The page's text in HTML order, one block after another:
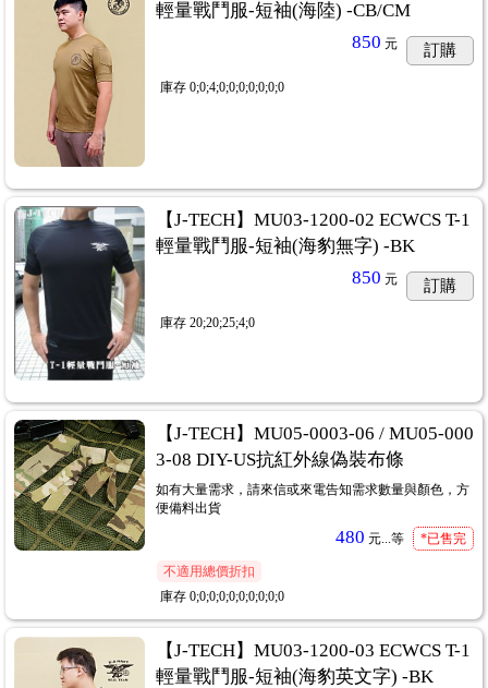
輕量戰鬥服-短袖(海陸) -CB/CM
850 元 訂購
庫存 0;0;4;0;0;0;0;0;0;0
【J-TECH】MU03-1200-02 ECWCS T-1
輕量戰鬥服-短袖(海豹無字) -BK
850 元 訂購
庫存 20;20;25;4;0
【J-TECH】MU05-0003-06 / MU05-000
3-08 DIY-US抗紅外線偽裝布條
如有大量需求，請來信或來電告知需求數量與顏色，方
便備料出貨
480 元... 等 *已售完
不適用總價折扣
庫存 0;0;0;0;0;0;0;0;0;0
【J-TECH】MU03-1200-03 ECWCS T-1
輕量戰鬥服-短袖(海豹英文字) -BK